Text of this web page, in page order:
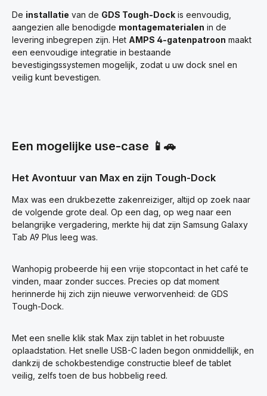
De installatie van de GDS Tough-Dock is eenvoudig,
aangezien alle benodigde montagematerialen in de
levering inbegrepen zijn. Het AMPS 4-gatenpatroon maakt
een eenvoudige integratie in bestaande
bevestigingssystemen mogelijk, zodat u uw dock snel en
veilig kunt bevestigen.
Een mogelijke use-case 📱🚗
Het Avontuur van Max en zijn Tough-Dock
Max was een drukbezette zakenreiziger, altijd op zoek naar
de volgende grote deal. Op een dag, op weg naar een
belangrijke vergadering, merkte hij dat zijn Samsung Galaxy
Tab A9 Plus leeg was.
Wanhopig probeerde hij een vrije stopcontact in het café te
vinden, maar zonder succes. Precies op dat moment
herinnerde hij zich zijn nieuwe verworvenheid: de GDS
Tough-Dock.
Met een snelle klik stak Max zijn tablet in het robuuste
oplaadstation. Het snelle USB-C laden begon onmiddellijk, en
dankzij de schokbestendige constructie bleef de tablet
veilig, zelfs toen de bus hobbelig reed.